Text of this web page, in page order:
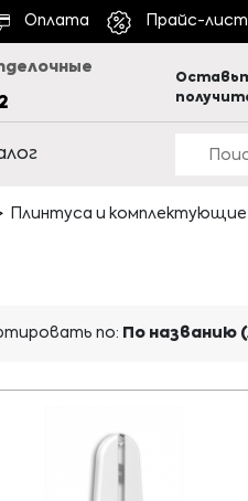
Оплата Прайс-лист
Плинтуса и комплектующие
по: По названию